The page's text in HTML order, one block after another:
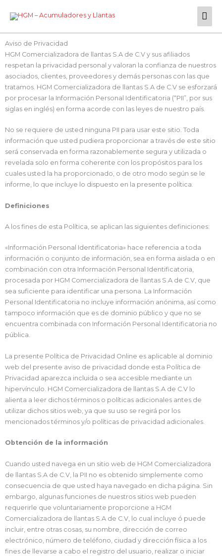
Aviso de Privacidad
HGM Comercializadora de llantas S.A de C.V y sus afiliados
respetan la privacidad personal y valoran la confianza de nuestros
asociados, clientes, proveedores y demás personas con las que
tratamos. HGM Comercializadora de llantas S.A de C.V se esforzará
por procesar la Información Personal Identificatoria (“PII”, por sus
siglas en inglés) en forma acorde con las leyes de nuestro país.
No se requiere de usted ninguna PII para usar este sitio. Toda
información que usted pudiera proporcionar a través de este sitio
será conservada en forma razonablemente segura y utilizada o
revelada solo en forma coherente con los propósitos para los
cuales usted la ha proporcionado, o de otro modo según se le
informe, lo que incluye lo dispuesto en la presente política.
Definiciones
A los fines de esta Política, se aplican las siguientes definiciones:
«Información Personal Identificatoria» hace referencia a toda
información o conjunto de información, sea en forma aislada o en
combinación con otra Información Personal Identificatoria,
procesada por HGM Comercializadora de llantas S.A de C.V, que
sea suficiente para identificar una persona. La Información
Personal Identificatoria no incluye información anónima, así como
tampoco información que es de dominio público y que no se
encuentra combinada con Información Personal Identificatoria no
pública.
La presente Política de Privacidad Online es aplicable al dominio
web del presente aviso de privacidad donde esta Política de
Privacidad aparezca incluida o sea accesible mediante un
hipervínculo. HGM Comercializadora de llantas S.A de C.V lo
alienta a leer dichos términos o políticas adicionales antes de
utilizar dichos sitios web, ya que su uso se regirá por los
mencionados términos y/o políticas de privacidad adicionales.
Obtención de la información
Cuando usted navega en un sitio web de HGM Comercializadora
de llantas S.A de C.V, la PII no es obtenido simplemente como
consecuencia de que usted haya navegado en dicha página. Sin
embargo, algunas funciones de nuestros sitios web pueden
requerirle que voluntariamente proporcione a HGM
Comercializadora de llantas S.A de C.V, lo cual incluye ó puede
incluir, entre otras cosas, su nombre, dirección de correo
electrónico, número de teléfono, ciudad y dirección física a los
fines de llevarse a cabo el registro del usuario, realizar o iniciar